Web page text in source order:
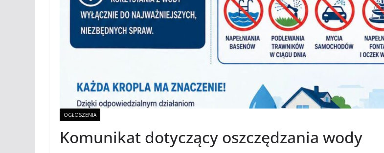
OGŁOSZENIA
Komunikat dotyczący oszczędzania wody